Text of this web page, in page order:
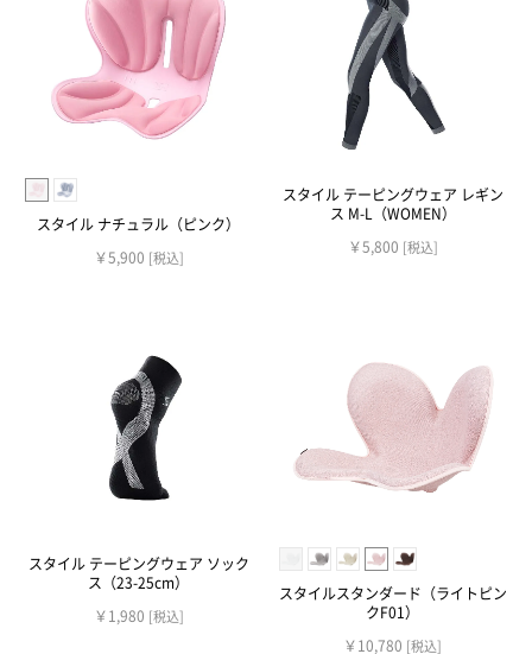
スタイル ナチュラル（ピンク）
￥5,900 [税込]
スタイル テーピングウェア レギン
ス M-L（WOMEN）
￥5,800 [税込]
スタイル テーピングウェア ソック
ス（23-25cm）
￥1,980 [税込]
スタイルスタンダード（ライトピン
クF01）
￥10,780 [税込]